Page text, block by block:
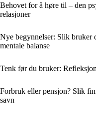
Behovet for å høre til – den
relasjoner
Nye begynnelser: Slik bruker
mentale balanse
Tenk før du bruker:
Forbruk eller pensjon? Slik
savn